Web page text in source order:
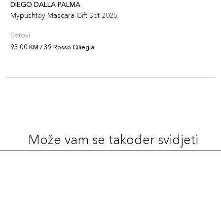
DIEGO DALLA PALMA
Mypushtoy Mascara Gift Set 2025
Setovi
93,00 KM / 39 Rosso Ciliegia
Može vam se također svidjeti